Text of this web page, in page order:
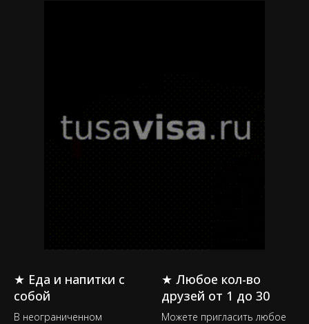
★ Еда и напитки с
собой
В неограниченном
★ Любое кол-во
друзей от 1 до 30
Можете пригласить любое